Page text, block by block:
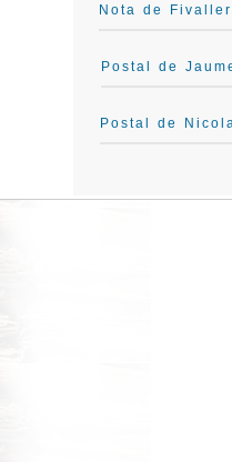
Nota de
Postal de
Postal de